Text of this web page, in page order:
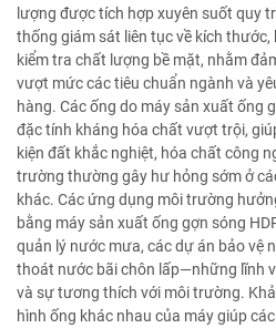
lượng được tích hợp xuyên suốt quy
thống giám sát liên tục về kích
kiểm tra chất lượng bề mặt, nhằm
vượt mức các tiêu chuẩn ngành và
hàng. Các ống do máy sản xuất ống
đặc tính kháng hóa chất vượt trội,
kiện đất khắc nghiệt, hóa chất công
trường thường gây hư hỏng sớm ở
khác. Các ứng dụng môi trường
bằng máy sản xuất ống gợn sóng
quản lý nước mưa, các dự án bảo vệ
thoát nước bãi chôn lấp—những lĩnh
và sự tương thích với môi trường.
hình ống khác nhau của máy giúp